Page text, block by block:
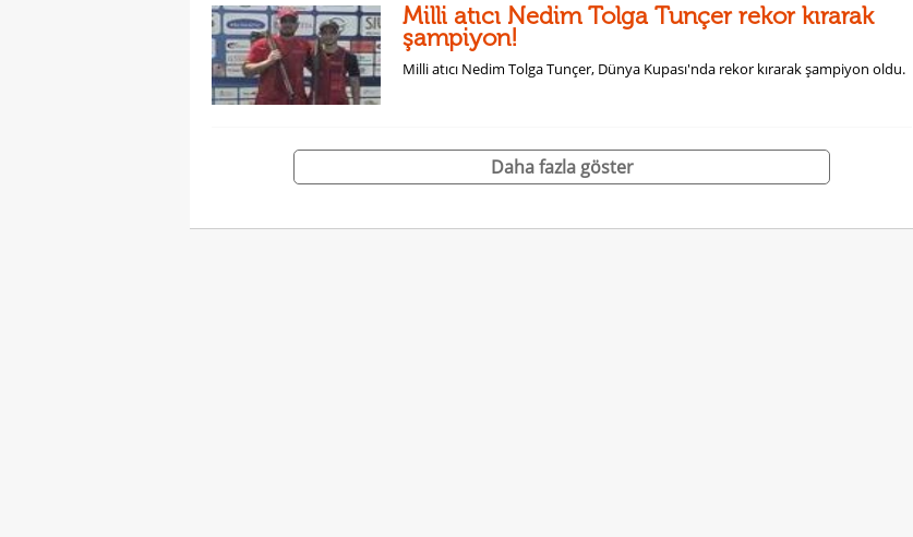
Milli atıcı Nedim Tolga Tunçer rekor kırarak
şampiyon!
Milli atıcı Nedim Tolga Tunçer, Dünya Kupası'nda rekor kırarak şampiyon oldu.
Daha fazla göster